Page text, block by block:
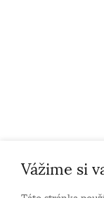
Vážime si